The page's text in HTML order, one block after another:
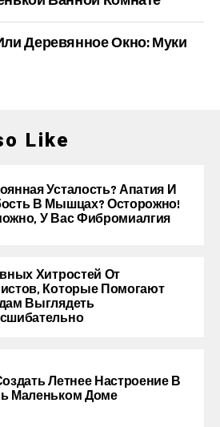
Деревянное Окно: Муки
Like
Усталость? Апатия И
В Мышцах? Осторожно!
У Вас Фибромиалгия
Хитростей От
Которые Помогают
Выглядеть
Летнее Настроение В
Маленьком Доме